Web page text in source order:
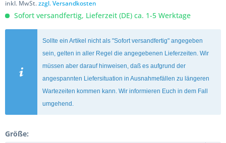
inkl. MwSt.zzgl. Versandkosten
Sofort versandfertig, Lieferzeit (DE) ca. 1-5 Werktage
Sollte ein Artikel nicht als "Sofort versandfertig" angegeben
sein, gelten in aller Regel die angegebenen Lieferzeiten. Wir
müssen aber darauf hinweisen, daß es aufgrund der
angespannten Liefersituation in Ausnahmefällen zu längeren
Wartezeiten kommen kann. Wir informieren Euch in dem Fall
umgehend.
Größe: